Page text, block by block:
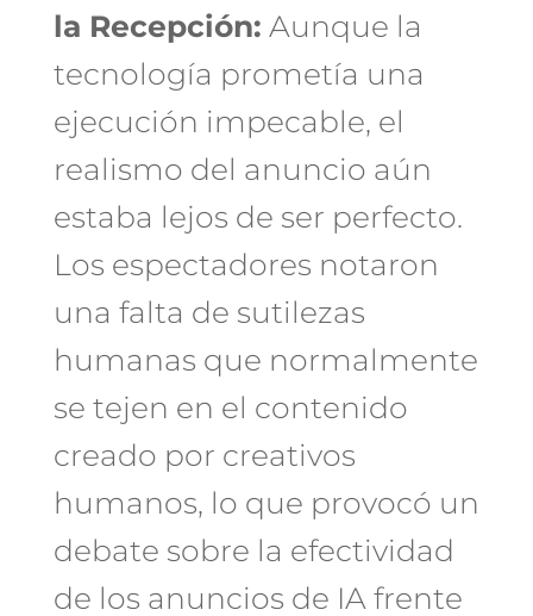
la Recepción: Aunque la
tecnología prometía una
ejecución impecable, el
realismo del anuncio aún
estaba lejos de ser perfecto.
Los espectadores notaron
una falta de sutilezas
humanas que normalmente
se tejen en el contenido
creado por creativos
humanos, lo que provocó un
debate sobre la efectividad
de los anuncios de IA frente